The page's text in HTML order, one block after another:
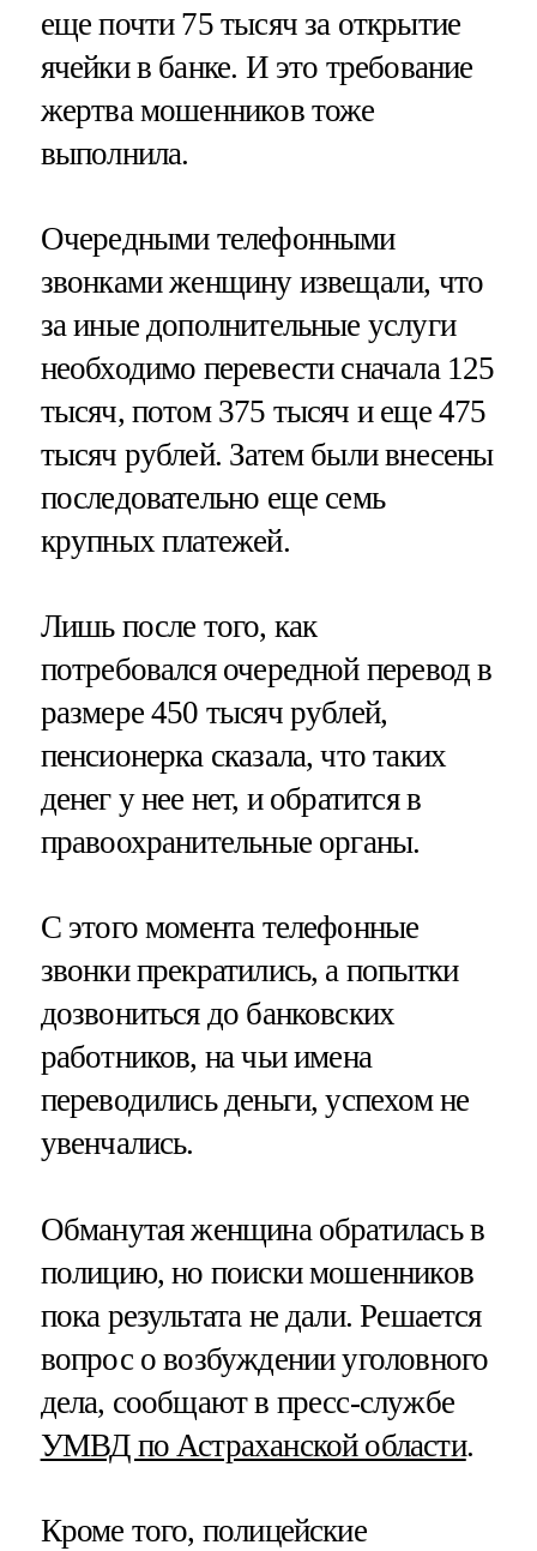
еще почти 75 тысяч за открытие
ячейки в банке. И это требование
жертва мошенников тоже
выполнила.
Очередными телефонными
звонками женщину извещали, что
за иные дополнительные услуги
необходимо перевести сначала 125
тысяч, потом 375 тысяч и еще 475
тысяч рублей. Затем были внесены
последовательно еще семь
крупных платежей.
Лишь после того, как
потребовался очередной перевод в
размере 450 тысяч рублей,
пенсионерка сказала, что таких
денег у нее нет, и обратится в
правоохранительные органы.
С этого момента телефонные
звонки прекратились, а попытки
дозвониться до банковских
работников, на чьи имена
переводились деньги, успехом не
увенчались.
Обманутая женщина обратилась в
полицию, но поиски мошенников
пока результата не дали. Решается
вопрос о возбуждении уголовного
дела, сообщают в пресс-службе
УМВД по Астраханской области.
Кроме того, полицейские